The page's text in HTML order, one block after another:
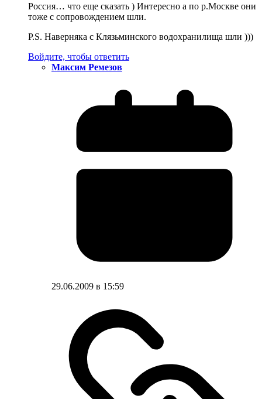
Россия… что еще сказать ) Интересно а по р.Москве они
тоже с сопровождением шли.
P.S. Наверняка c Клязьминского водохранилища шли )))
Войдите, чтобы ответить
Максим Ремезов
29.06.2009 в 15:59